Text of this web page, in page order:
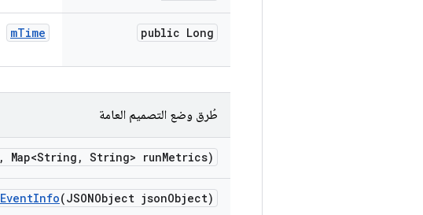
public Long
mTime
طُرق وضع التصميم العامة
, Map<String , String> runMetrics)
EventInfo(JSONObject jsonObject)